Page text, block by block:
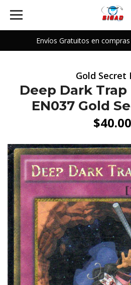
Envíos Gratuitos en
Gold Secret
Deep Dark Trap
EN037 Gold
$40.00